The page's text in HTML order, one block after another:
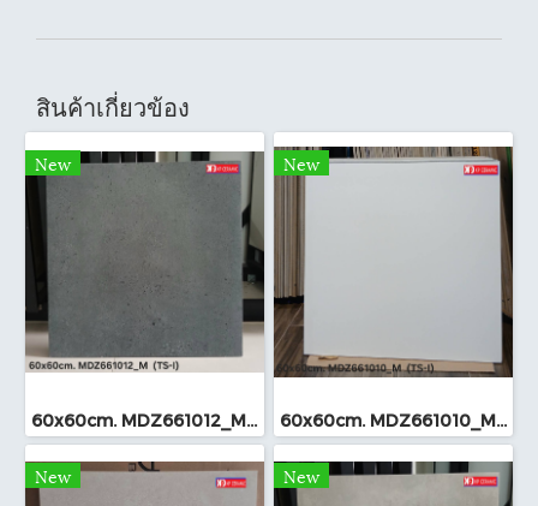
สินค้าเกี่ยวข้อง
New
60x60cm. MDZ661012_M (TS-I)
New
60x60cm. MDZ661010_M (TS-I)
New New